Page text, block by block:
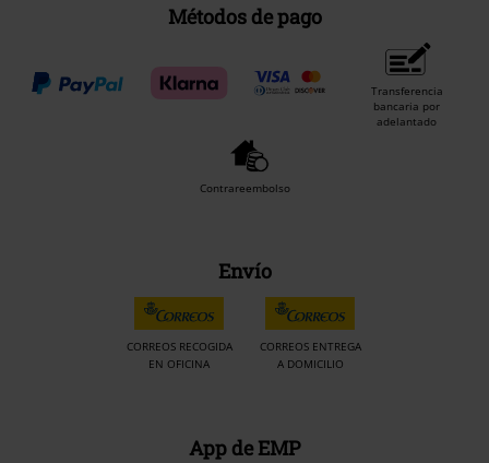
Métodos de pago
Transferencia
bancaria por
adelantado
Contrareembolso
Envío
CORREOS RECOGIDA
EN OFICINA
CORREOS ENTREGA
A DOMICILIO
App de EMP